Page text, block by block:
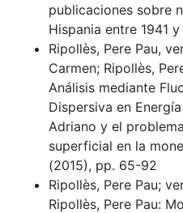
publicaciones sobre
Hispania entre 1941 y
Ripollès, Pere Pau,
Carmen; Ripollès,
Análisis mediante
Dispersiva en
Adriano y el
superficial en la
(2015), pp. 65-92
Ripollès, Pere Pau;
Ripollès, Pere Pau: